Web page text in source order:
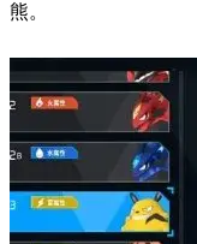
熊。